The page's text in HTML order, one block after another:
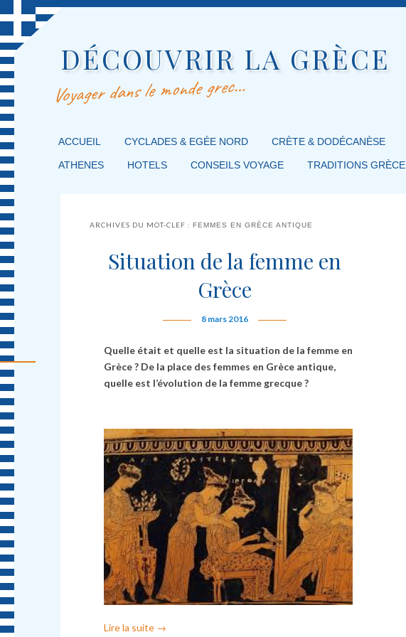
DÉCOUVRIR LA GRÈCE
Voyager dans le monde grec…
MENU PRINCIPAL
MASQUER LA NAVIGATION PRINCIPALE
MASQUER LA NAVIGATION SECONDAIRE
ACCUEIL CYCLADES & EGÉE NORD CRÈTE & DODÉCANÈSE
ATHENES HOTELS CONSEILS VOYAGE TRADITIONS GRÈCE
ARCHIVES DU MOT-CLEF :FEMMES EN GRÈCE ANTIQUE
Situation de la femme en
Grèce
8 mars 2016
Quelle était et quelle est la situation de la femme en
Grèce ? De la place des femmes en Grèce antique,
quelle est l’évolution de la femme grecque ?
Lire la suite →